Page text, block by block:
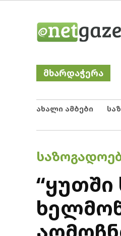
მხარდაჭერა
ახალი ამბები
POSTED